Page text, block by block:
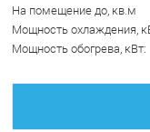
На помещение до, кв.м
Мощность охлаждения,
Мощность обогрева, кВт: